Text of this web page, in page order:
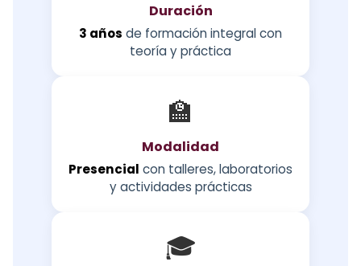
Duración
3 años de formación integral con
teoría y práctica
🏫
Modalidad
Presencial con talleres, laboratorios
y actividades prácticas
🎓